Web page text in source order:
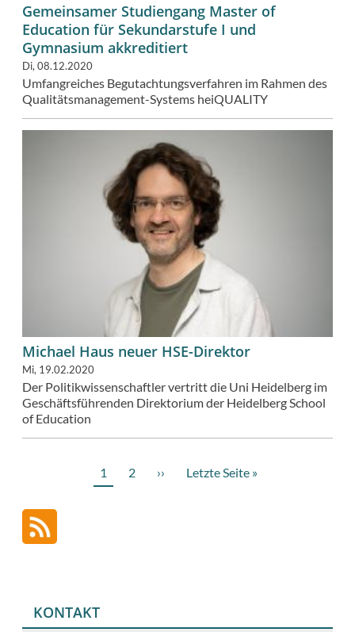
Gemeinsamer Studiengang Master of
Education für Sekundarstufe I und
Gymnasium akkreditiert
Di, 08.12.2020
Umfangreiches Begutachtungsverfahren im Rahmen des
Qualitätsmanagement-Systems heiQUALITY
Michael Haus neuer HSE-Direktor
Mi, 19.02.2020
Der Politikwissenschaftler vertritt die Uni Heidelberg im
Geschäftsführenden Direktorium der Heidelberg School
of Education
Seitennummerierung
Aktuelle
Seite
1 Page
2
Nächste
››
Letzte
Letzte Seite »
KONTAKT